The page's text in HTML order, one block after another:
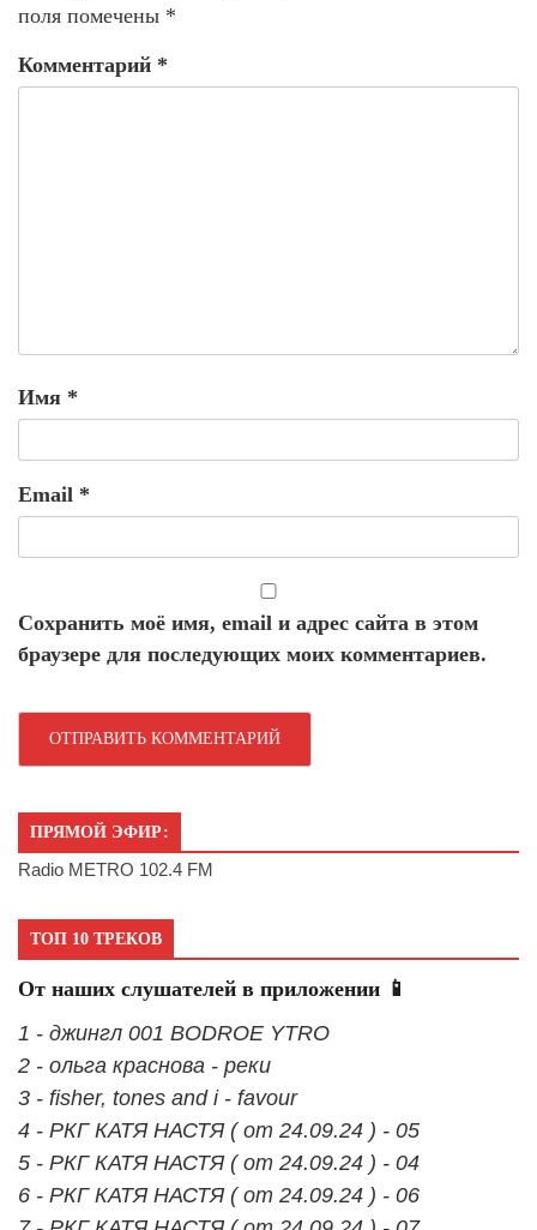
поля помечены *
Комментарий *
Имя *
Email *
Сохранить моё имя, email и адрес сайта в этом
браузере для последующих моих комментариев.
ПРЯМОЙ ЭФИР:
Radio METRO 102.4 FM
ТОП 10 ТРЕКОВ
От наших слушателей в приложении 📱
1 - джингл 001 BODROE YTRO
2 - ольга краснова - реки
3 - fisher, tones and i - favour
4 - РКГ КАТЯ НАСТЯ ( от 24.09.24 ) - 05
5 - РКГ КАТЯ НАСТЯ ( от 24.09.24 ) - 04
6 - РКГ КАТЯ НАСТЯ ( от 24.09.24 ) - 06